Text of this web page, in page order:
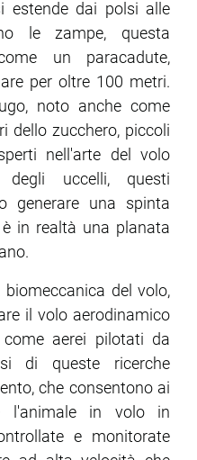
estende dai polsi alle
le zampe, questa
un paracadute,
per oltre 100 metri.
noto anche come
dello zucchero, piccoli
nell'arte del volo
uccelli, questi
generare una spinta
in realtà una planata
del volo,
il volo aerodinamico
aerei pilotati da
di queste ricerche
che consentono ai
l'animale in volo in
e monitorate